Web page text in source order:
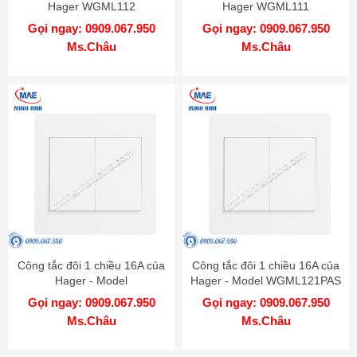
Hager WGML112
Gọi ngay: 0909.067.950
Ms.Châu
Hager WGML111
Gọi ngay: 0909.067.950
Ms.Châu
Công tắc đôi 1 chiều 16A của
Hager - Model
WGML121PKB
Gọi ngay: 0909.067.950
Ms.Châu
Công tắc đôi 1 chiều 16A của
Hager - Model WGML121PAS
Gọi ngay: 0909.067.950
Ms.Châu